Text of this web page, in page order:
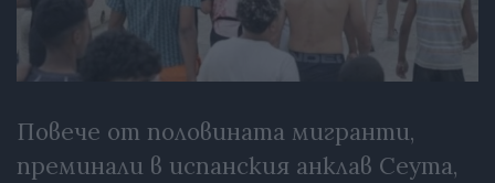
Повече от половината мигранти,
преминали в испанския анклав Сеута,